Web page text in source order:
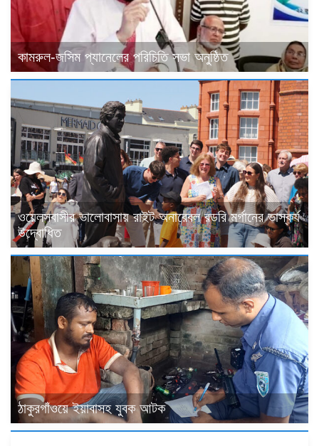
কামরুল-জসিম প্যানেলের পরিচিতি সভা অনুষ্ঠিত
ওয়েলসবাসীর ভালোবাসায় রাইট অনারেবল রডরি মর্গানের ভাস্কর্য
উদ্বোধিত
ঠাকুরগাঁওয়ে ইয়াবাসহ যুবক আটক